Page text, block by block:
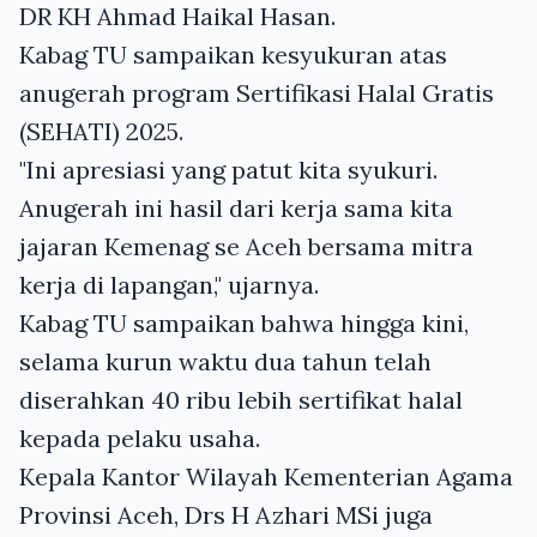
DR KH Ahmad Haikal Hasan.
Kabag TU sampaikan kesyukuran atas
anugerah program Sertifikasi Halal Gratis
(SEHATI) 2025.
"Ini apresiasi yang patut kita syukuri.
Anugerah ini hasil dari kerja sama kita
jajaran Kemenag se Aceh bersama mitra
kerja di lapangan," ujarnya.
Kabag TU sampaikan bahwa hingga kini,
selama kurun waktu dua tahun telah
diserahkan 40 ribu lebih sertifikat halal
kepada pelaku usaha.
Kepala Kantor Wilayah Kementerian Agama
Provinsi Aceh, Drs H Azhari MSi juga